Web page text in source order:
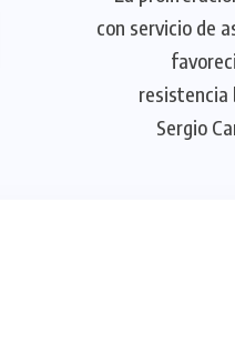
con servicio de
resistencia
Sergio